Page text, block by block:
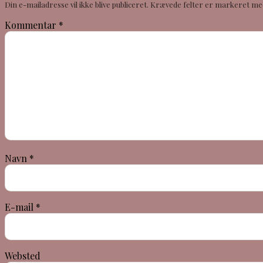
Din e-mailadresse vil ikke blive publiceret. Krævede felter er markeret
Kommentar *
Navn *
E-mail *
Websted